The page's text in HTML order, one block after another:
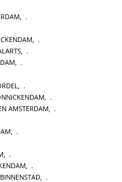
,
,
,
,
AMSTERDAM
,